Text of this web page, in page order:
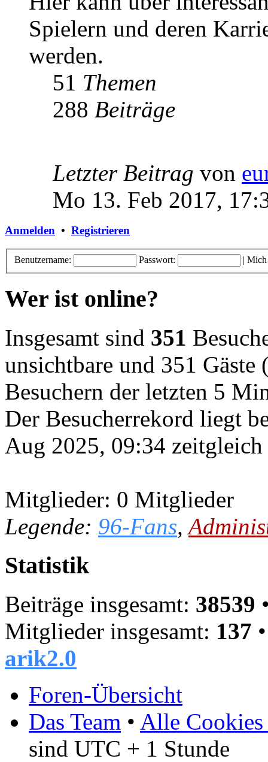
Spielern und deren
werden.
51 Themen
288 Beiträge
Letzter Beitrag von
Mo 13. Feb 2017,
Anmelden • Registrieren
Benutzername: Passwort: | Mich
Wer ist online?
Insgesamt sind 351
unsichtbare und 351 Gäste
Besuchern der letzten 5
Der Besucherrekord liegt
Aug 2025, 09:34
Mitglieder: 0 Mitglieder
Legende: 96-Fans,
Statistik
Beiträge insgesamt: 38539
Mitglieder insgesamt: 137
arik2.0
Foren-Übersicht
Das Team • Alle Cookies
sind UTC + 1 Stunde